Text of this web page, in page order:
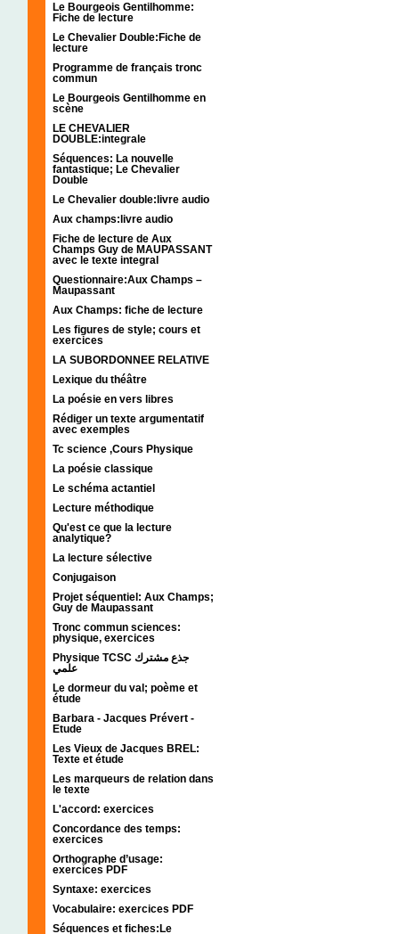
Le Bourgeois Gentilhomme:
Fiche de lecture
Le Chevalier Double:Fiche de
lecture
Programme de français tronc
commun
Le Bourgeois Gentilhomme en
scène
LE CHEVALIER
DOUBLE:integrale
Séquences: La nouvelle
fantastique; Le Chevalier
Double
Le Chevalier double:livre audio
Aux champs:livre audio
Fiche de lecture de Aux
Champs Guy de MAUPASSANT
avec le texte integral
Questionnaire:Aux Champs –
Maupassant
Aux Champs: fiche de lecture
Les figures de style; cours et
exercices
LA SUBORDONNEE RELATIVE
Lexique du théâtre
La poésie en vers libres
Rédiger un texte argumentatif
avec exemples
Tc science ,Cours Physique
La poésie classique
Le schéma actantiel
Lecture méthodique
Qu'est ce que la lecture
analytique?
La lecture sélective
Conjugaison
Projet séquentiel: Aux Champs;
Guy de Maupassant
Tronc commun sciences:
physique, exercices
Physique TCSC جذع مشترك
علمي
Le dormeur du val; poème et
étude
Barbara - Jacques Prévert -
Etude
Les Vieux de Jacques BREL:
Texte et étude
Les marqueurs de relation dans
le texte
L'accord: exercices
Concordance des temps:
exercices
Orthographe d’usage:
exercices PDF
Syntaxe: exercices
Vocabulaire: exercices PDF
Séquences et fiches:Le